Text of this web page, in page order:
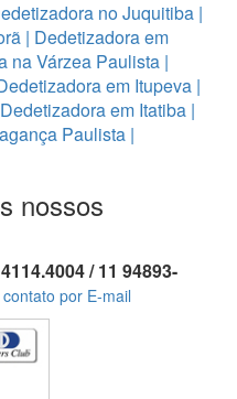
no Juquitiba|
| Dedetizadora em
na Várzea Paulista |
em Itupeva|
Dedetizadora em Itatiba|
Paulista|
nossos
/ 11 94893-
contato por E-mail